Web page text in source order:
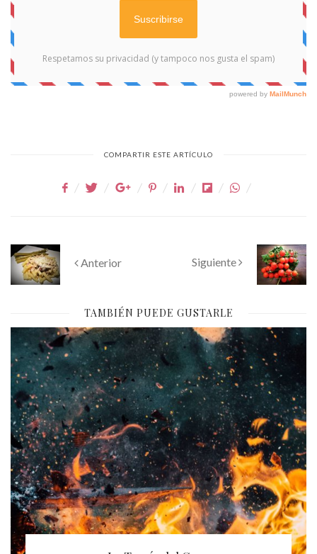
COMPARTIR ESTE ARTÍCULO
Anterior Siguiente
TAMBIÉN PUEDE GUSTARLE